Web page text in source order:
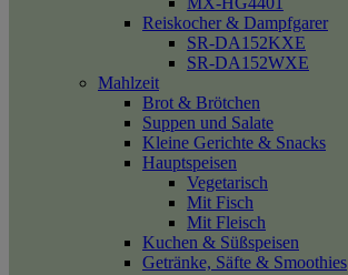
Reiskocher & Dampfgarer
SR-DA152KXE
SR-DA152WXE
Mahlzeit
Brot & Brötchen
Suppen und Salate
Kleine Gerichte & Snacks
Hauptspeisen
Vegetarisch
Mit Fisch
Mit Fleisch
Kuchen & Süßspeisen
Getränke, Säfte & Smoothies